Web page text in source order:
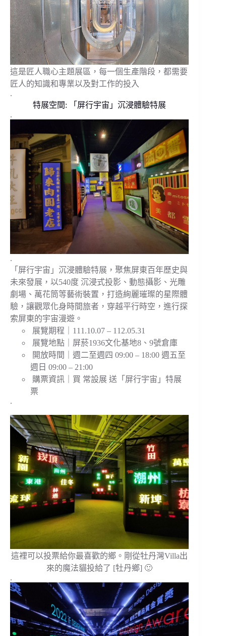
這是匠人職心主題展區，每一個生產階段，都需要
匠人的知識和專業以及對工作的投入
.
特展空間: 「屏行宇宙」沉浸體驗特展
.
.
「屏行宇宙」沉浸體驗特展，聚焦屏東百年歷史與
未來發展，以540度 沉浸式投影、動態攝影、光雕
劇場、萬花筒等藝術裝置，打造絢麗璀璨的星際體
驗，讓觀眾化身時間旅者，穿越平行時空，進行探
索屏東的宇宙漫遊。
展覽期程｜111.10.07 – 112.05.31
展覽地點｜屏菸1936文化基地8、9號倉庫
開放時間｜週二至週四 09:00 – 18:00 週五至
週日 09:00 – 21:00
購票資訊｜買 常設展 送「屏行宇宙」特展
票
.
這裡可以投票給你最喜歡的鄉。剛從牡丹灣Villa出
來的魔法貓投給了 [牡丹鄉] 🙂
.